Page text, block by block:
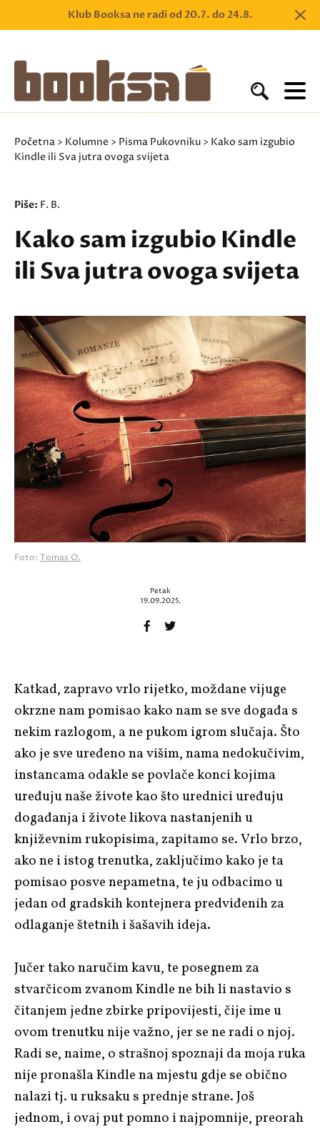
Klub Booksa ne radi od 20.7. do 24.8.
Početna > Kolumne > Pisma Pukovniku > Kako sam izgubio
Kindle ili Sva jutra ovoga svijeta
Piše: F. B.
Kako sam izgubio Kindle
ili Sva jutra ovoga svijeta
Foto: Tomas O.
Petak
19.09.2025.
Katkad, zapravo vrlo rijetko, moždane vijuge
okrzne nam pomisao kako nam se sve događa s
nekim razlogom, a ne pukom igrom slučaja. Što
ako je sve uređeno na višim, nama nedokučivim,
instancama odakle se povlače konci kojima
uređuju naše živote kao što urednici uređuju
događanja i živote likova nastanjenih u
književnim rukopisima, zapitamo se. Vrlo brzo,
ako ne i istog trenutka, zaključimo kako je ta
pomisao posve nepametna, te ju odbacimo u
jedan od gradskih kontejnera predviđenih za
odlaganje štetnih i šašavih ideja.
Jučer tako naručim kavu, te posegnem za
stvarčicom zvanom Kindle ne bih li nastavio s
čitanjem jedne zbirke pripovijesti, čije ime u
ovom trenutku nije važno, jer se ne radi o njoj.
Radi se, naime, o strašnoj spoznaji da moja ruka
nije pronašla Kindle na mjestu gdje se obično
nalazi tj. u ruksaku s prednje strane. Još
jednom, i ovaj put pomno i najpomnije, preorah